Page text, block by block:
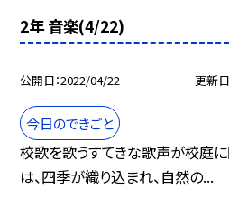
2年 音楽(4/22)
公開日 2022/04/22 更新日
今日のできごと
校歌を歌うすてきな歌声が校庭に
は、四季が織り込まれ、自然の...